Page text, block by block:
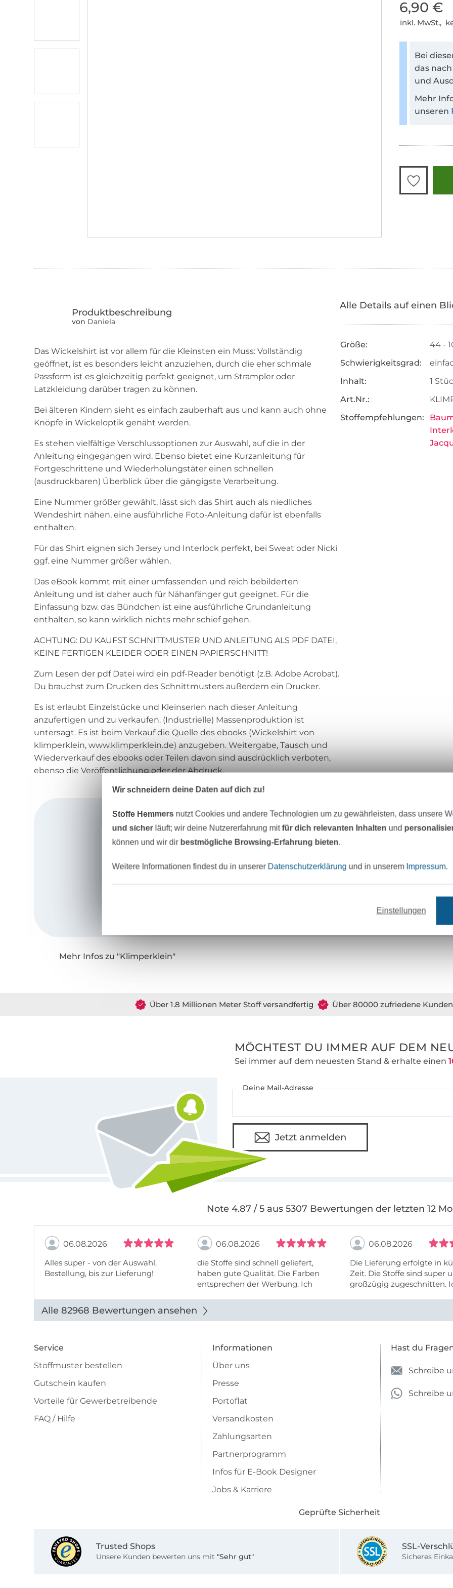
6,90 €
inkl. MwSt.,
Bei
das
und
Mehr
unseren
von Daniela
Das Wickelshirt ist vor allem für die Kleinsten ein Muss: Vollständig
geöffnet, ist es besonders leicht anzuziehen, durch die eher schmale
Passform ist es gleichzeitig perfekt geeignet, um Strampler oder
Latzkleidung darüber tragen zu können.
Bei älteren Kindern sieht es einfach zauberhaft aus und kann auch ohne
Knöpfe in Wickeloptik genäht werden.
Es stehen vielfältige Verschlussoptionen zur Auswahl, auf die in der
Anleitung eingegangen wird. Ebenso bietet eine Kurzanleitung für
Fortgeschrittene und Wiederholungstäter einen schnellen
(ausdruckbaren) Überblick über die gängigste Verarbeitung.
Eine Nummer größer gewählt, lässt sich das Shirt auch als niedliches
Wendeshirt nähen, eine ausführliche Foto-Anleitung dafür ist ebenfalls
enthalten.
Für das Shirt eignen sich Jersey und Interlock perfekt, bei Sweat oder Nicki
ggf. eine Nummer größer wählen.
Das eBook kommt mit einer umfassenden und reich bebilderten
Anleitung und ist daher auch für Nähanfänger gut geeignet. Für die
Einfassung bzw. das Bündchen ist eine ausführliche Grundanleitung
enthalten, so kann wirklich nichts mehr schief gehen.
ACHTUNG: DU KAUFST SCHNITTMUSTER UND ANLEITUNG ALS PDF DATEI,
KEINE FERTIGEN KLEIDER ODER EINEN PAPIERSCHNITT!
Zum Lesen der pdf Datei wird ein pdf-Reader benötigt (z.B. Adobe Acrobat).
Du brauchst zum Drucken des Schnittmusters außerdem ein Drucker.
Es ist erlaubt Einzelstücke und Kleinserien nach dieser Anleitung
anzufertigen und zu verkaufen. (Industrielle) Massenproduktion ist
untersagt. Es ist beim Verkauf die Quelle des ebooks (Wickelshirt von
klimperklein, www.klimperklein.de) anzugeben. Weitergabe, Tausch und
Wiederverkauf des ebooks oder Teilen davon sind ausdrücklich verboten,
ebenso die Veröffentlichung oder der Abdruck.
Alle Details auf einen
Größe:
44 -
Schwierigkeitsgrad:
Inhalt:
1
Art.Nr.:
Stoffempfehlungen:
Klimperklein
KlimperkleinE-Books enthalten
viel Raum für eigene Kreativität. Alle
Arbeitsschritte sind mit vielen Fotos und
erklärt und führen so auch Anfänger
zum eigenen Designerstück!
Liebe Grüße, eure Pauline!
Mehr Infos zu "Klimperklein"
Über 1.8 Millionen Meter Stoff versandfertig Über 80000 zufriedene Kunden
MÖCHTEST DU IMMER AUF DEM
Sei immer auf dem neuesten Stand & erhalte einen
Deine Mail-Adresse
Jetzt anmelden
Note 4.87 / 5 aus 5307 Bewertungen der letzten 12
06.08.2026
Alles super - von der Auswahl,
Bestellung, bis zur Lieferung!
06.08.2026
die Stoffe sind schnell geliefert,
haben gute Qualität. Die Farben
entsprechen der Werbung. Ich
auch die Firma empfehlen.
06.08.2026
Die Lieferung erfolgte in
Zeit. Die Stoffe sind super und
großzügig zugeschnitten.
Alle 82968 Bewertungen ansehen
Service
Stoffmuster bestellen
Gutschein kaufen
Vorteile für Gewerbetreibende
FAQ / Hilfe
Informationen
Über uns
Presse
Portoflat
Versandkosten
Zahlungsarten
Partnerprogramm
Infos für E-Book Designer
Jobs & Karriere
Hast du
Schreibe
Schreibe
Geprüfte Sicherheit
Trusted Shops
Unsere Kunden bewerten uns mit "Sehr gut"
SSL-
Sicheres
Wir schneidern deine Daten auf dich zu!
Stoffe Hemmers nutzt Cookies und andere Technologien um zu gewährleisten, dass unsere
und sicherläuft; wir deine Nutzererfahrung mitfür dich relevanten Inhalten und
können und wir dir bestmögliche Browsing-Erfahrung bieten.
Weitere Informationen findest du in unserer Datenschutzerklärung und in unserem Impressum.
Einstellungen